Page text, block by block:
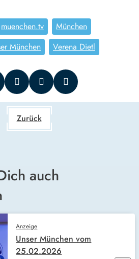
muenchen.tv
München
München Verena Dietl
Zurück
auch
Anzeige
Unser München vom
25.02.2026